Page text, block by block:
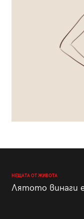
НЕЩАТА ОТ ЖИВОТА
Лятото винаги